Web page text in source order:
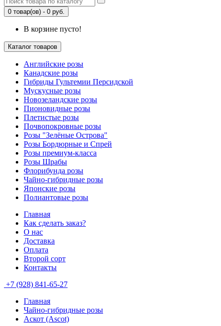
0 товар(ов) - 0 руб.
В корзине пусто!
Каталог товаров
Английские розы
Канадские розы
Гибриды Гультемии Персидской
Мускусные розы
Новозеландские розы
Пионовидные розы
Плетистые розы
Почвопокровные розы
Розы "Зелёные Острова"
Розы Бордюрные и Спрей
Розы премиум-класса
Розы Шрабы
Флорибунда розы
Чайно-гибридные розы
Японские розы
Полиантовые розы
Главная
Как сделать заказ?
О нас
Доставка
Оплата
Второй сорт
Контакты
+7 (928) 841-65-27
Главная
Чайно-гибридные розы
Аскот (Ascot)